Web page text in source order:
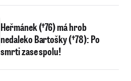
Heřmánek (†76) má hrob
nedaleko Bartošky (†78): Po
smrti zase spolu!